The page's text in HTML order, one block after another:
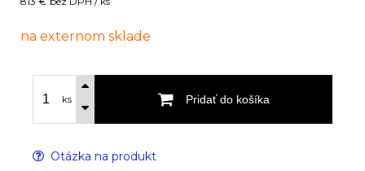
na externom sklade
ks Pridať do košíka
Otázka na produkt